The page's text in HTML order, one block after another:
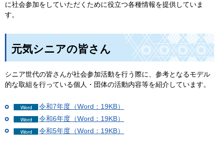
に社会参加をしていただくために役立つ各種情報を提供していま
す。
元気シニアの皆さん
シニア世代の皆さんが社会参加活動を行う際に、参考となるモデル
的な取組を行っている個人・団体の活動内容等を紹介しています。
令和7年度（Word：19KB）
令和6年度（Word：19KB）
令和5年度（Word：19KB）